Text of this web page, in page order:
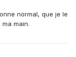
normal, que je le
main.